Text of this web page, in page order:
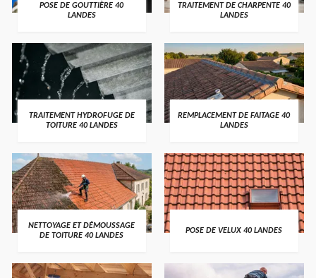
POSE DE GOUTTIÈRE 40
LANDES
TRAITEMENT DE CHARPENTE 40
LANDES
TRAITEMENT HYDROFUGE DE
TOITURE 40 LANDES
REMPLACEMENT DE FAITAGE 40
LANDES
NETTOYAGE ET DÉMOUSSAGE
DE TOITURE 40 LANDES
POSE DE VELUX 40 LANDES